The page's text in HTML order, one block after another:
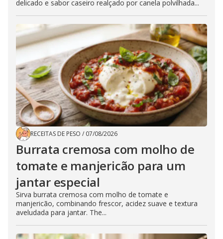
delicado e sabor caseiro realçado por canela polvilhada...
RECEITAS DE PESO / 07/08/2026
Burrata cremosa com molho de
tomate e manjericão para um
jantar especial
Sirva burrata cremosa com molho de tomate e
manjericão, combinando frescor, acidez suave e textura
aveludada para jantar. The...